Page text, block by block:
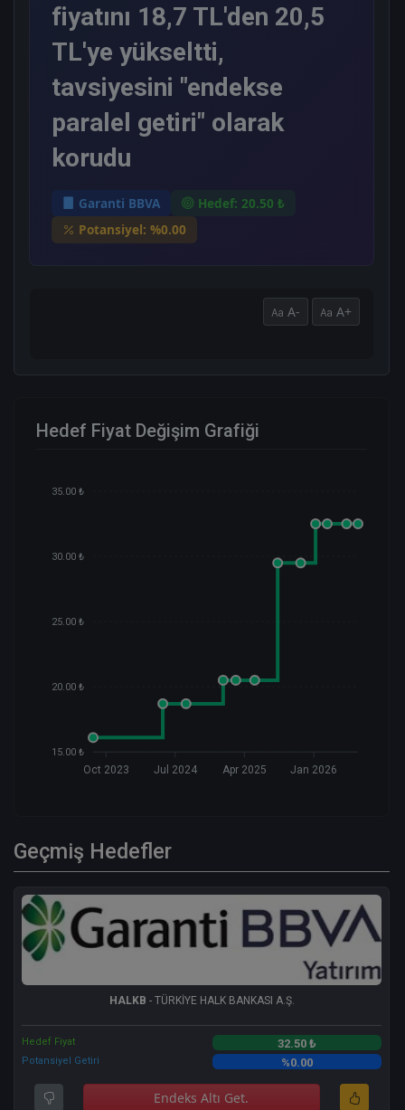
fiyatını 18,7 TL'den 20,5
TL'ye yükseltti,
tavsiyesini "endekse
paralel getiri" olarak
korudu
Garanti BBVA
Hedef: 20.50 ₺
Potansiyel: %0.00
A- A+
Hedef Fiyat Değişim Grafiği
35.00 ₺
30.00 ₺
25.00 ₺
20.00 ₺
15.00 ₺
Oct 2023 Jul 2024 Apr 2025 Jan 2026
Geçmiş Hedefler
HALKB - TÜRKİYE HALK BANKASI A.Ş.
Hedef Fiyat 32.50 ₺
Potansiyel Getiri %0.00
Endeks Altı Get.